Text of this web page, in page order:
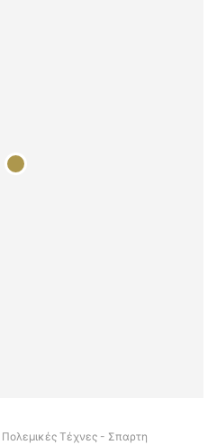
Τέχνες - Σπαρτη